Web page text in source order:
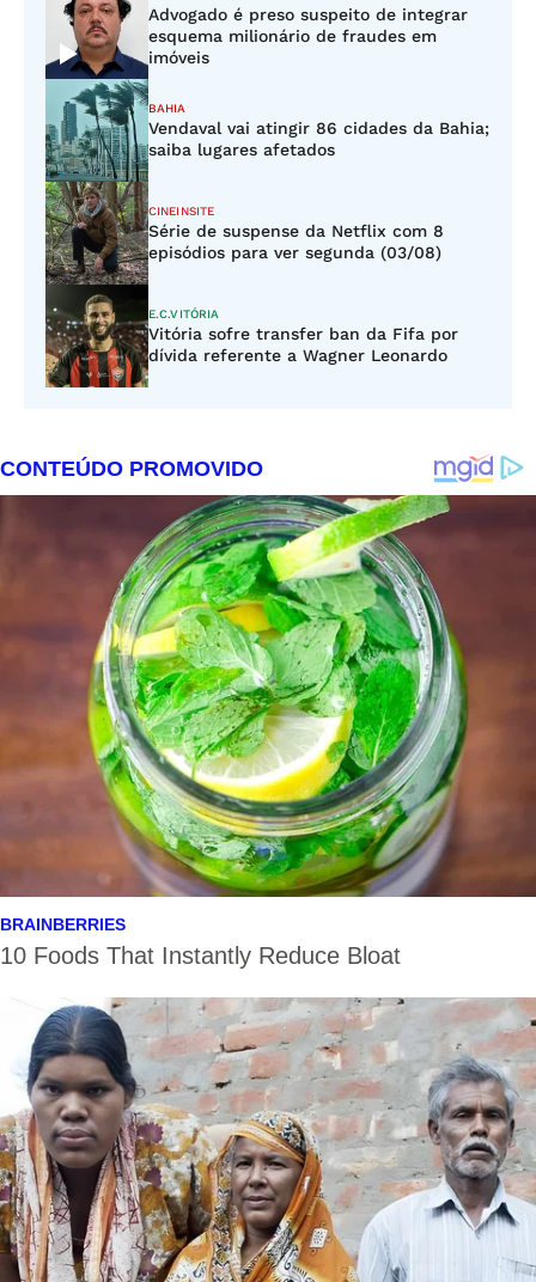
Advogado é preso suspeito de integrar
esquema milionário de fraudes em
imóveis
BAHIA
Vendaval vai atingir 86 cidades da Bahia;
saiba lugares afetados
CINEINSITE
Série de suspense da Netflix com 8
episódios para ver segunda (03/08)
E.C.VITÓRIA
Vitória sofre transfer ban da Fifa por
dívida referente a Wagner Leonardo